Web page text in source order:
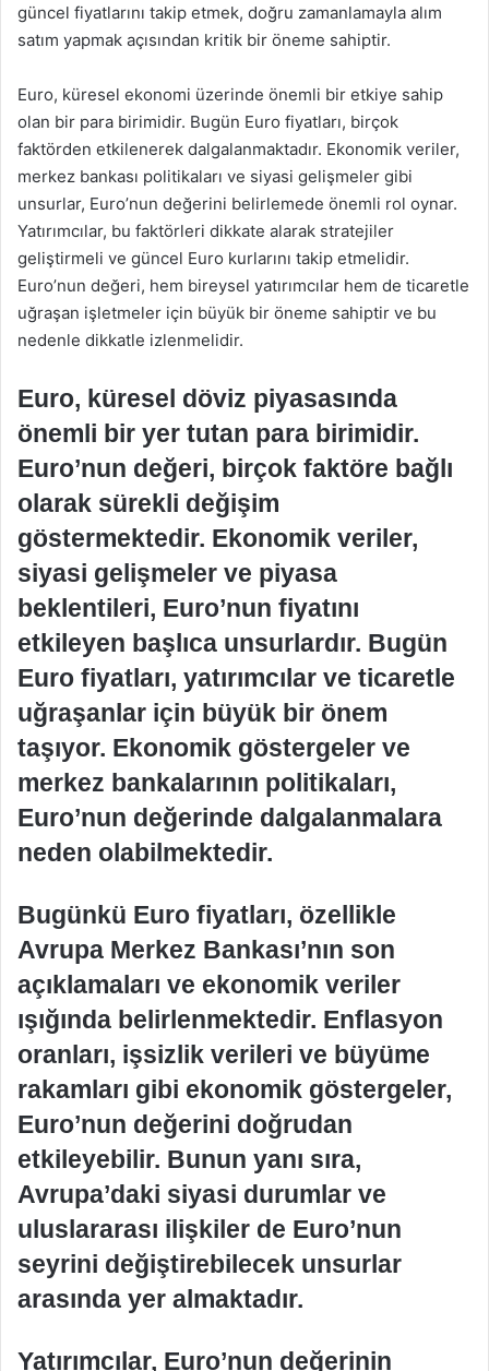
güncel fiyatlarını takip etmek, doğru zamanlamayla alım
satım yapmak açısından kritik bir öneme sahiptir.
Euro, küresel ekonomi üzerinde önemli bir etkiye sahip
olan bir para birimidir. Bugün Euro fiyatları, birçok
faktörden etkilenerek dalgalanmaktadır. Ekonomik veriler,
merkez bankası politikaları ve siyasi gelişmeler gibi
unsurlar, Euro’nun değerini belirlemede önemli rol oynar.
Yatırımcılar, bu faktörleri dikkate alarak stratejiler
geliştirmeli ve güncel Euro kurlarını takip etmelidir.
Euro’nun değeri, hem bireysel yatırımcılar hem de ticaretle
uğraşan işletmeler için büyük bir öneme sahiptir ve bu
nedenle dikkatle izlenmelidir.
Euro, küresel döviz piyasasında
önemli bir yer tutan para birimidir.
Euro’nun değeri, birçok faktöre bağlı
olarak sürekli değişim
göstermektedir. Ekonomik veriler,
siyasi gelişmeler ve piyasa
beklentileri, Euro’nun fiyatını
etkileyen başlıca unsurlardır. Bugün
Euro fiyatları, yatırımcılar ve ticaretle
uğraşanlar için büyük bir önem
taşıyor. Ekonomik göstergeler ve
merkez bankalarının politikaları,
Euro’nun değerinde dalgalanmalara
neden olabilmektedir.
Bugünkü Euro fiyatları, özellikle
Avrupa Merkez Bankası’nın son
açıklamaları ve ekonomik veriler
ışığında belirlenmektedir. Enflasyon
oranları, işsizlik verileri ve büyüme
rakamları gibi ekonomik göstergeler,
Euro’nun değerini doğrudan
etkileyebilir. Bunun yanı sıra,
Avrupa’daki siyasi durumlar ve
uluslararası ilişkiler de Euro’nun
seyrini değiştirebilecek unsurlar
arasında yer almaktadır.
Yatırımcılar, Euro’nun değerinin